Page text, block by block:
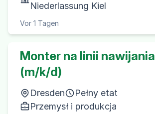
Niederlassung Kiel
Vor 1 Tagen
Monter na linii nawijania
(m/k/d)
Dresden
Pełny etat
Przemysł i produkcja